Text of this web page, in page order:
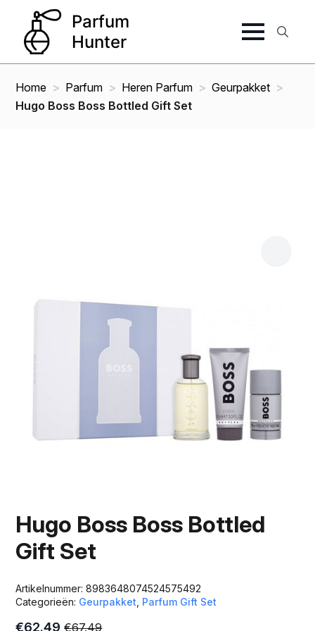
Home Parfum Heren Parfum
Geurpakket
Hugo Boss Boss Bottled Gift Set
Hugo Boss Boss Bottled
Gift Set
Artikelnummer:8983648074524575492
Categorieën: Geurpakket Parfum Gift Set
€67.49
€62.49